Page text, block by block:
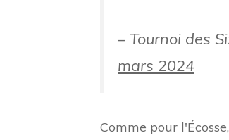
– Tournoi des
mars 2024
Comme pour